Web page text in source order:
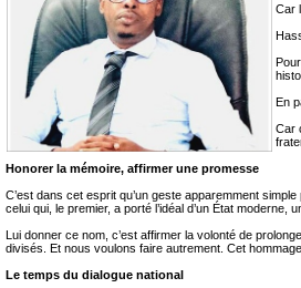
Car
En
Car
Honorer la mémoire, affirmer une promesse
C’est dans cet esprit qu’un geste apparemment
celui qui, le premier, a porté l’idéal d’un État moderne,
Lui donner ce nom, c’est affirmer la volonté de
divisés. Et nous voulons faire autrement. Cet
Le temps du dialogue national